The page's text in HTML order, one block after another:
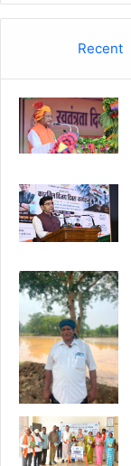
Recent